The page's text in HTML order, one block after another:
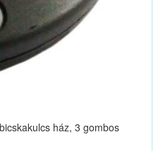
ház, 3 gombos